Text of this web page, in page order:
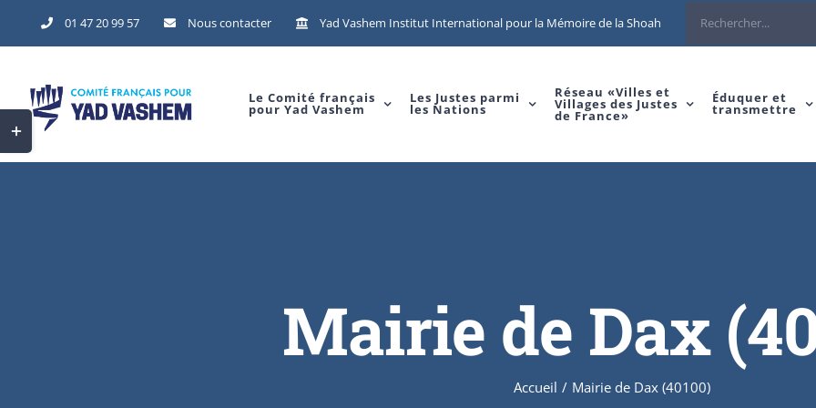
to
01 47 20 99 57 Nous contacter Yad Vashem Institut International pour la Mémoire de la Shoah Rechercher
Le Comité français
pour Yad Vashem
Les Justes parmi
les Nations
Réseau «Villes et
Villages des Justes
de France»
Éduquer et
transmettre
Mairie de Dax
Accueil / Mairie de Dax (40100)
Toggle
Sliding